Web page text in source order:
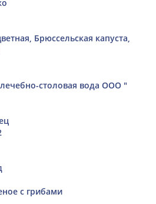
Брюссельская капуста,
столовая вода ООО "
с грибами